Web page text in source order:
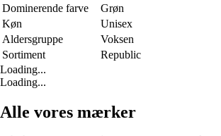
Dominerende farve
Grøn
Køn
Unisex
Aldersgruppe
Voksen
Sortiment
Republic
Loading...
Loading...
Alle vores mærker